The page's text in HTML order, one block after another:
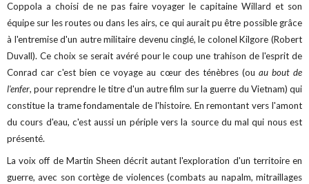
Coppola a choisi de ne pas faire voyager le capitaine Willard et son
équipe sur les routes ou dans les airs, ce qui aurait pu être possible grâce
à l'entremise d'un autre militaire devenu cinglé, le colonel Kilgore (Robert
Duvall). Ce choix se serait avéré pour le coup une trahison de l'esprit de
Conrad car c'est bien ce voyage au cœur des ténèbres (ou au bout de
l'enfer, pour reprendre le titre d'un autre film sur la guerre du Vietnam) qui
constitue la trame fondamentale de l'histoire. En remontant vers l'amont
du cours d'eau, c'est aussi un périple vers la source du mal qui nous est
présenté.
La voix off de Martin Sheen décrit autant l'exploration d'un territoire en
guerre, avec son cortège de violences (combats au napalm, mitraillages